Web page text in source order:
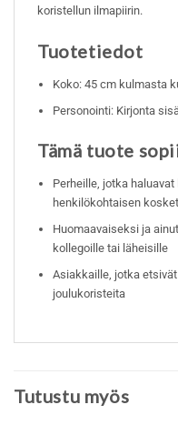
koristellun ilmapiirin.
Tuotetiedot
Koko: 45 cm kulmasta
Personointi: Kirjonta
Tämä tuote
Perheille, jotka
henkilökohtaisen
Huomaavaiseksi ja
kollegoille tai läheisille
Asiakkaille, jotka
joulukoristeita
Tutustu myös